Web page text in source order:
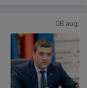
08 aug.